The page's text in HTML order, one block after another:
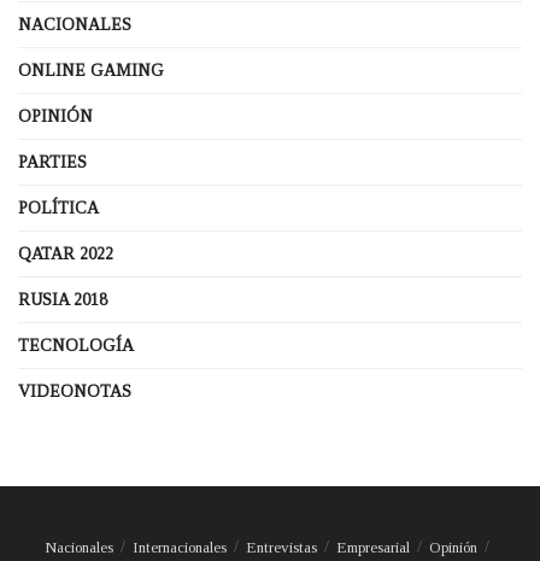
NACIONALES
ONLINE GAMING
OPINIÓN
PARTIES
POLÍTICA
QATAR 2022
RUSIA 2018
TECNOLOGÍA
VIDEONOTAS
Nacionales Internacionales Entrevistas Empresarial Opinión